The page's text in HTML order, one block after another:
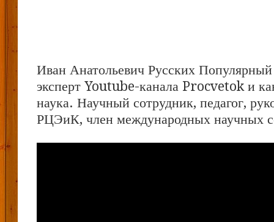
Иван Анатольевич Русских Популярный
эксперт Youtube-канала Procvetok и
наука. Научный сотрудник, педагог,
РЦЭиК, член международных научных